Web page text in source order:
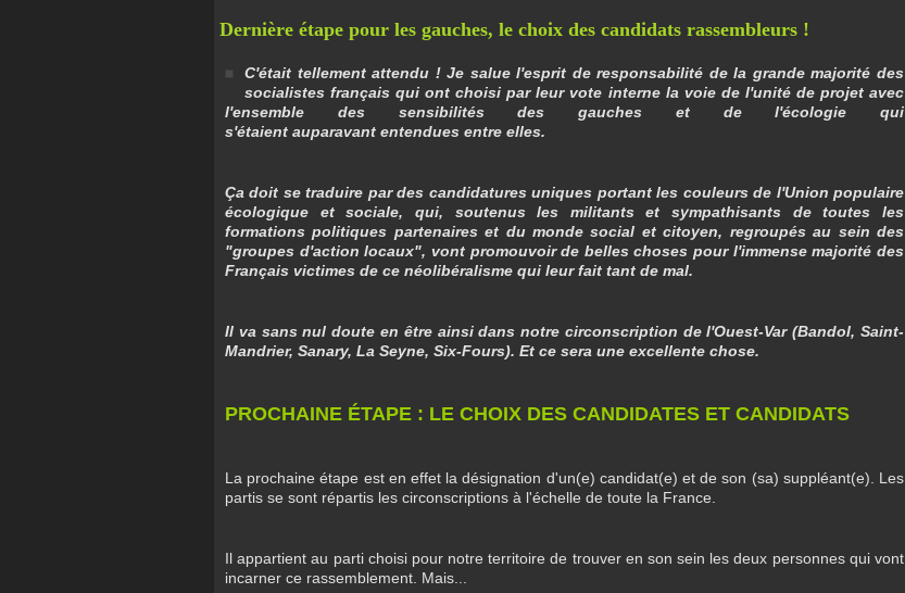
Dernière étape pour les gauches, le choix des candidats rassembleurs !
C'était tellement attendu ! Je salue l'esprit de responsabilité de la grande majorité des
socialistes français qui ont choisi par leur vote interne la voie de l'unité de projet avec
l'ensemble des sensibilités des gauches et de l'écologie qui
s'étaient auparavant entendues entre elles.
Ça doit se traduire par des candidatures uniques portant les couleurs de l'Union populaire
écologique et sociale, qui, soutenus les militants et sympathisants de toutes les
formations politiques partenaires et du monde social et citoyen, regroupés au sein des
"groupes d'action locaux", vont promouvoir de belles choses pour l'immense majorité des
Français victimes de ce néolibéralisme qui leur fait tant de mal.
Il va sans nul doute en être ainsi dans notre circonscription de l'Ouest-Var (Bandol, Saint-
Mandrier, Sanary, La Seyne, Six-Fours). Et ce sera une excellente chose.
PROCHAINE ÉTAPE : LE CHOIX DES CANDIDATES ET CANDIDATS
La prochaine étape est en effet la désignation d'un(e) candidat(e) et de son (sa) suppléant(e). Les
partis se sont répartis les circonscriptions à l'échelle de toute la France.
Il appartient au parti choisi pour notre territoire de trouver en son sein les deux personnes qui vont
incarner ce rassemblement. Mais...